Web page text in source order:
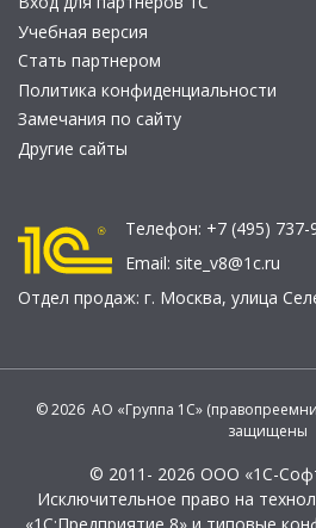
Учебная версия
Стать партнером
Политика конфиденциальности
Замечания по сайту
Другие сайты
Телефон: +7 (495) 737-
Email: site_v8@1c.ru
Отдел продаж: г. Москва, улица
© 2026 АО «Группа 1С»
защищены
© 2011- 2026 ООО «1С-
Исключительное право на